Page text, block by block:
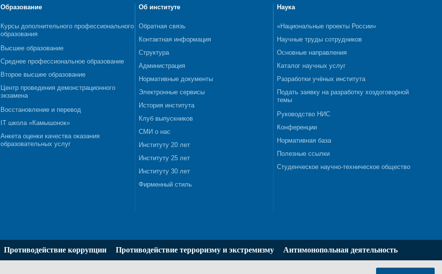
Образование
Курсы дополнительного профессионального
образования
Высшее образование
Среднее профессиональное образование
Второе высшее образование
Центр проведения демонстрационного
экзамена
Восстановление и перевод
IT школа «Камышонок»
Анкета оценки качества оказания
образовательных услуг
Об институте
Обратная связь
Контактная информация
Структура
Администрация
Нормативные документы
Электронные сервисы
История института
Клуб выпускников
СМИ о нас
Институту 20 лет
Институту 25 лет
Институту 30 лет
Фирменный стиль
Наука
«Национальные проекты России»
Научные труды сотрудников
Основные направления
Каталог научных услуг
Разработки учёных института
Подать заявку на разработку хоздоговорной
темы
Руководство НИС
Конференции
Нормативная база
Полезные ссылки
Студенческое научно-техническое общество
Противодействие коррупции Противодействие терроризму и экстремизму Антимонопольная деятельность